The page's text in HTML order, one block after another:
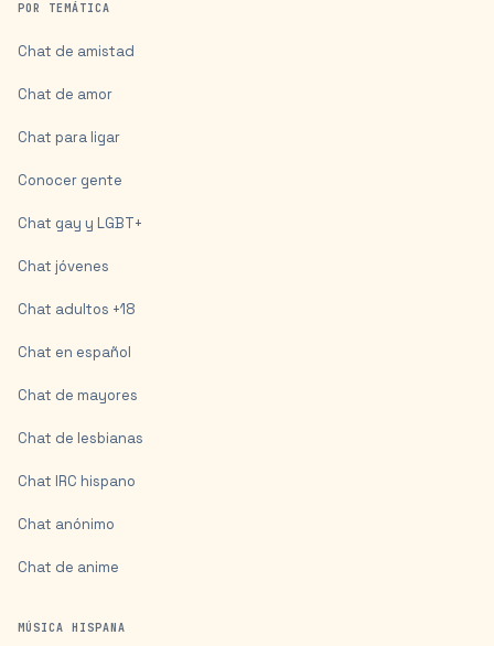
POR TEMÁTICA
Chat de amistad
Chat de amor
Chat para ligar
Conocer gente
Chat gay y LGBT+
Chat jóvenes
Chat adultos +18
Chat en español
Chat de mayores
Chat de lesbianas
Chat IRC hispano
Chat anónimo
Chat de anime
MÚSICA HISPANA